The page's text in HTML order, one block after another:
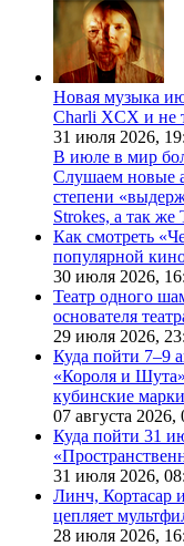
Новая музыка
Charli XCX и не
31 июля 2026,
В июле в мир
Слушаем новые
степени
Strokes, а так
Как смотреть
популярной
30 июля 2026,
Театр одного
основателя
29 июля 2026,
Куда пойти 7–9
«Короля и
кубинские марки
07 августа 2026,
Куда пойти 31
31 июля 2026,
Линч, Кортасар
цепляет
28 июля 2026,